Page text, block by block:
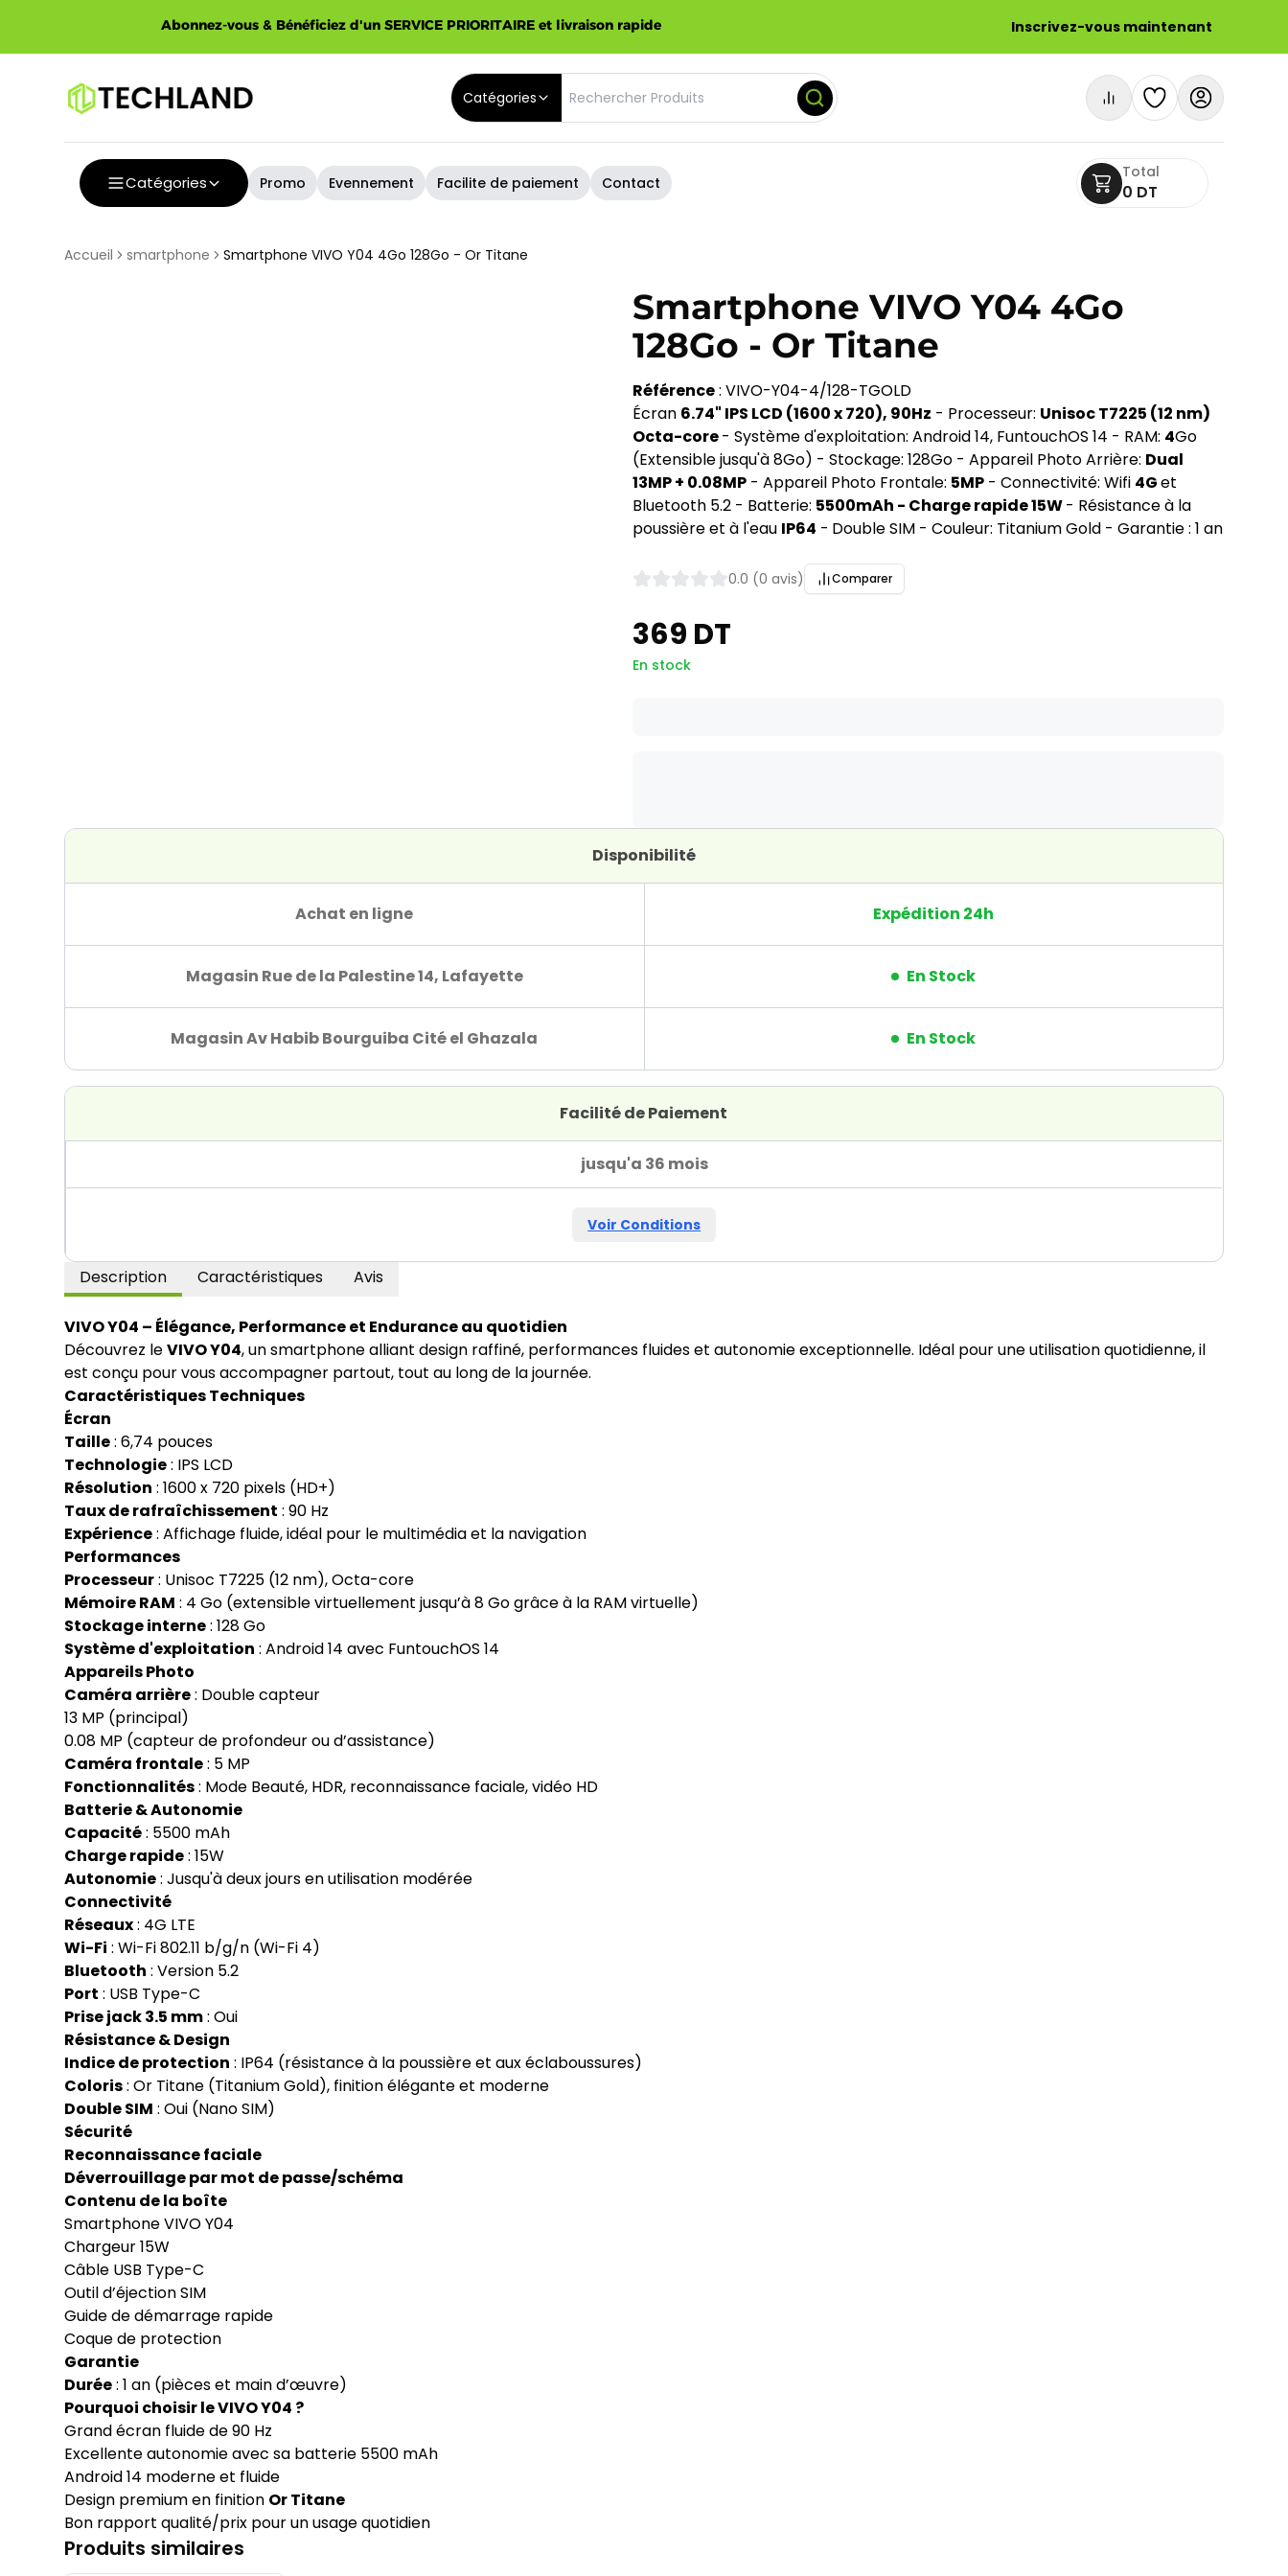
Abonnez-vous & Bénéficiez d'un SERVICE PRIORITAIRE et livraison rapide Inscrivez-vous maintenant
Catégories
Catégories Promo Evennement Facilite de paiement Contact
Total
0 DT
Accueil smartphone Smartphone VIVO Y04 4Go 128Go - Or Titane
Smartphone VIVO Y04 4Go
128Go - Or Titane
Référence: VIVO-Y04-4/128-TGOLD
Écran 6.74" IPS LCD (1600 x 720), 90Hz - Processeur: Unisoc T7225 (12 nm)
Octa-core- Système d'exploitation: Android 14, FuntouchOS 14 - RAM: 4Go
(Extensible jusqu'à 8Go) - Stockage: 128Go - Appareil Photo Arrière: Dual
13MP + 0.08MP- Appareil Photo Frontale: 5MP- Connectivité: Wifi 4Get
Bluetooth 5.2 - Batterie: 5500mAh - Charge rapide 15W- Résistance à la
poussière et à l'eau IP64 - Double SIM - Couleur: Titanium Gold - Garantie : 1 an
0.0 (0 avis) Comparer
369 DT
En stock
Disponibilité
Achat en ligne Expédition 24h
Magasin Rue de la Palestine 14, Lafayette En Stock
Magasin Av Habib Bourguiba Cité el Ghazala En Stock
Facilité de Paiement
jusqu'a 36 mois
Voir Conditions
Description Caractéristiques Avis
VIVO Y04 – Élégance, Performance et Endurance au quotidien
Découvrez leVIVO Y04, un smartphone alliant design raffiné, performances fluides et autonomie exceptionnelle. Idéal pour une utilisation quotidienne, il
est conçu pour vous accompagner partout, tout au long de la journée.
Caractéristiques Techniques
Écran
Taille: 6,74 pouces
Technologie: IPS LCD
Résolution : 1600 x 720 pixels (HD+)
Taux de rafraîchissement : 90 Hz
Expérience: Affichage fluide, idéal pour le multimédia et la navigation
Performances
Processeur: Unisoc T7225 (12 nm), Octa-core
Mémoire RAM : 4 Go (extensible virtuellement jusqu’à 8 Go grâce à la RAM virtuelle)
Stockage interne: 128 Go
Système d'exploitation : Android 14 avec FuntouchOS 14
Appareils Photo
Caméra arrière: Double capteur
13 MP (principal)
0.08 MP (capteur de profondeur ou d’assistance)
Caméra frontale: 5 MP
Fonctionnalités: Mode Beauté, HDR, reconnaissance faciale, vidéo HD
Batterie & Autonomie
Capacité: 5500 mAh
Charge rapide: 15W
Autonomie: Jusqu'à deux jours en utilisation modérée
Connectivité
Réseaux: 4G LTE
Wi-Fi : Wi-Fi 802.11 b/g/n (Wi-Fi 4)
Bluetooth : Version 5.2
Port : USB Type-C
Prise jack 3.5 mm: Oui
Résistance & Design
Indice de protection : IP64 (résistance à la poussière et aux éclaboussures)
Coloris: Or Titane (Titanium Gold), finition élégante et moderne
Double SIM : Oui (Nano SIM)
Sécurité
Reconnaissance faciale
Déverrouillage par mot de passe/schéma
Contenu de la boîte
Smartphone VIVO Y04
Chargeur 15W
Câble USB Type-C
Outil d’éjection SIM
Guide de démarrage rapide
Coque de protection
Garantie
Durée: 1 an (pièces et main d’œuvre)
Pourquoi choisir le VIVO Y04 ?
Grand écran fluide de 90 Hz
Excellente autonomie avec sa batterie 5500 mAh
Android 14 moderne et fluide
Design premium en finition Or Titane
Bon rapport qualité/prix pour un usage quotidien
Produits similaires